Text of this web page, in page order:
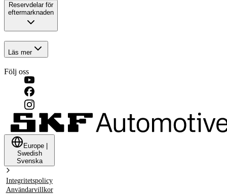
Reservdelar för
eftermarknaden
Läs mer
Följ oss
Europe
Swedish
Svenska
Integritetspolicy
Användarvillkor